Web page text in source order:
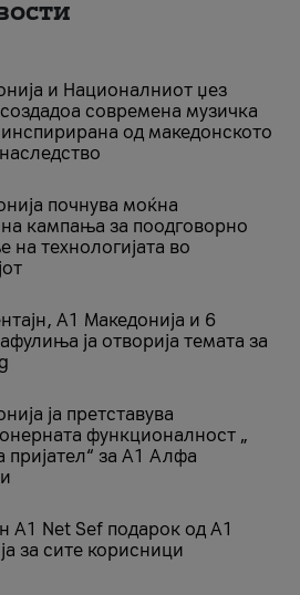
и Националниот џез
современа музичка
од македонското
почнува моќна
кампања за поодговорно
на технологијата во
A1 Македонија и 6
ја отворија темата за
ја претставува
функционалност „
пријател“ за А1 Алфа
A1 Net Sеf подарок од А1
за сите корисници